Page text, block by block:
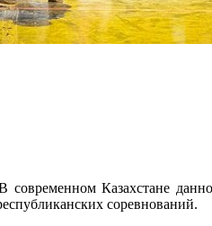
Казахстане
соревнований.